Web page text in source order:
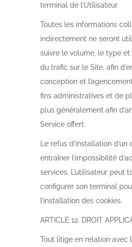
terminal de l’Utilisateur.
Toutes les informations
indirectement ne seront
suivre le volume, le type
du trafic sur le Site, afin
conception et
fins administratives et de
plus généralement afin
Service offert.
Le refus d’installation d’un
entraîner l’impossibilité
services. L’utilisateur peut
configurer son terminal
l’installation des cookies.
ARTICLE 12. DROIT
Tout litige en relation avec